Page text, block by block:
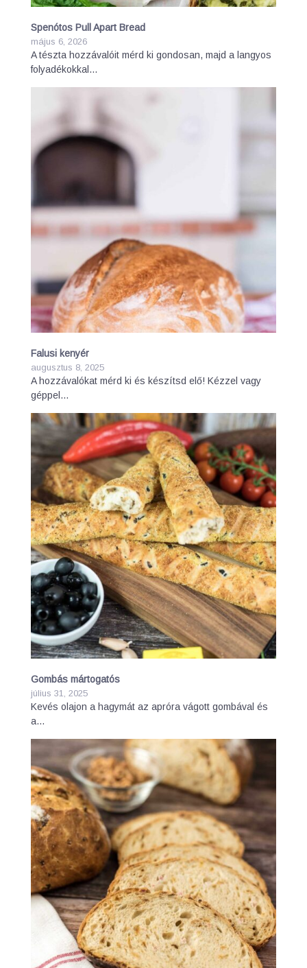
Spenótos Pull Apart Bread
május 6, 2026
A tészta hozzávalóit mérd ki gondosan, majd a langyos
folyadékokkal…
Falusi kenyér
augusztus 8, 2025
A hozzávalókat mérd ki és készítsd elő! Kézzel vagy
géppel…
Gombás mártogatós
július 31, 2025
Kevés olajon a hagymát az apróra vágott gombával és
a…